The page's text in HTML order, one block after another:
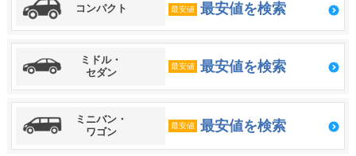
コンパクト 最安値 最安値を検索
ミドル・
セダン
最安値 最安値を検索
ミニバン・
ワゴン
最安値 最安値を検索